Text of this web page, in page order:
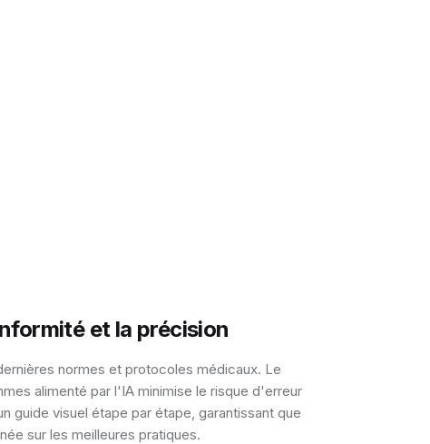
et la précision
normes et protocoles médicaux. Le
alimenté par l'IA minimise le risque d'erreur
guide visuel étape par étape, garantissant que
sur les meilleures pratiques.